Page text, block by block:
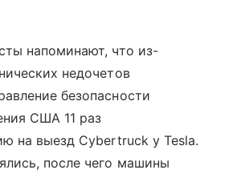
напоминают, что из-
недочетов
безопасности
США 11 раз
на выезд Cybertruck у Tesla.
после чего машины